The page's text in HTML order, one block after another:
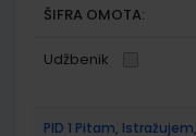
ŠIFRA OMOTA:
Udžbenik
PID 1 Pitam,